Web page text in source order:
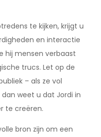
te kijken, krijgt u
en interactie
hij mensen verbaast
trucs. Let op de
– als ze vol
weet u dat Jordi in
te creëren.
bron zijn om een